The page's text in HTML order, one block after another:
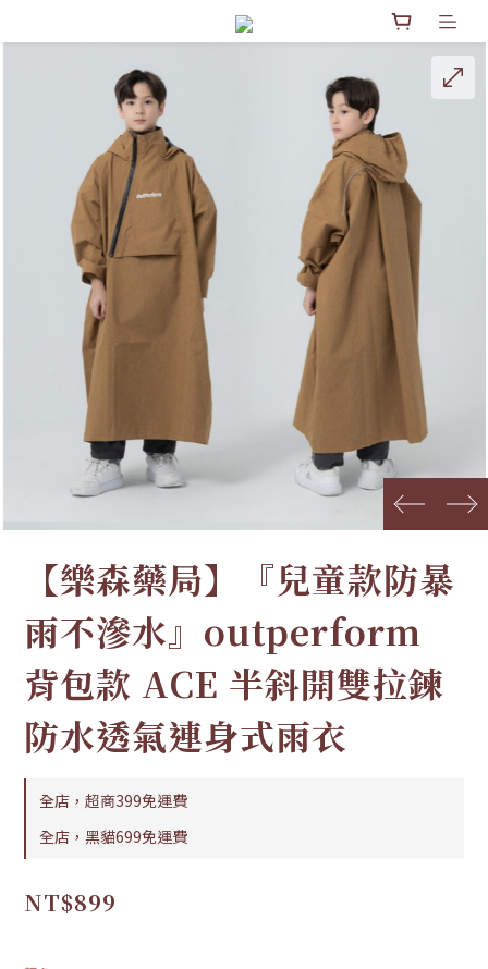
prev next
【樂森藥局】『兒童款防暴
雨不滲水』outperform
背包款 ACE 半斜開雙拉鍊
防水透氣連身式雨衣
全店，超商399免運費
全店，黑貓699免運費
NT$899